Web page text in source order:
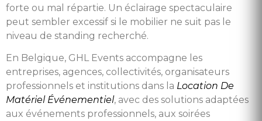
forte ou mal répartie. Un éclairage spectaculaire
peut sembler excessif si le mobilier ne suit pas le
niveau de standing recherché.
En Belgique, GHL Events accompagne les
entreprises, agences, collectivités, organisateurs
professionnels et institutions dans la Location De
Matériel Événementiel, avec des solutions adaptées
aux événements professionnels, aux soirées